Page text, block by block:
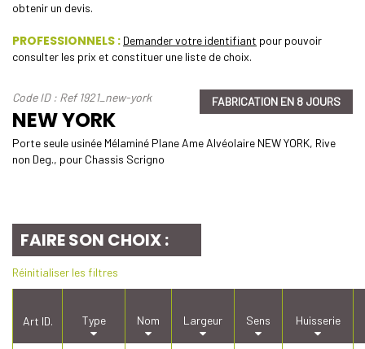
obtenir un devis.
PROFESSIONNELS : Demander votre identifiant pour pouvoir
consulter les prix et constituer une liste de choix.
Code ID : Ref 1921_new-york
NEW YORK
FABRICATION EN 8 JOURS
Porte seule usinée Mélaminé Plane Ame Alvéolaire NEW YORK, Rive
non Deg., pour Chassis Scrigno
FAIRE SON CHOIX :
Réinitialiser les filtres
Art ID. Type Nom Largeur Sens Huisserie